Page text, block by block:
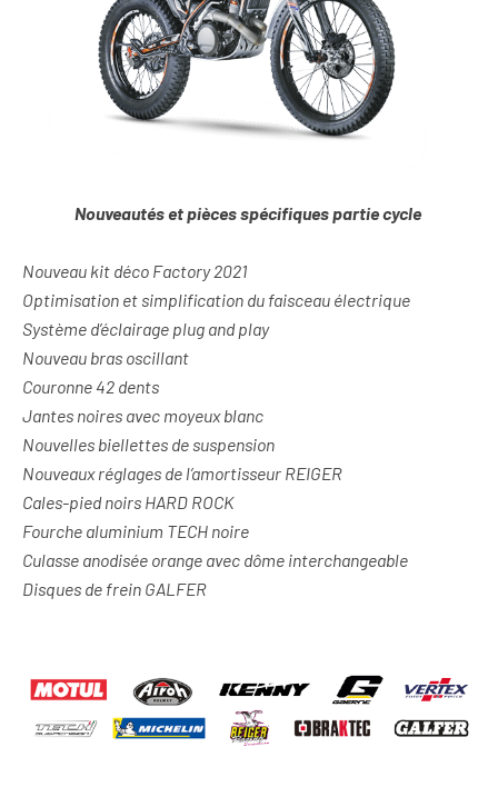
Nouveautés et pièces spécifiques partie cycle
Nouveau kit déco Factory 2021
Optimisation et simplification du faisceau électrique
Système d’éclairage plug and play
Nouveau bras oscillant
Couronne 42 dents
Jantes noires avec moyeux blanc
Nouvelles biellettes de suspension
Nouveaux réglages de l’amortisseur REIGER
Cales-pied noirs HARD ROCK
Fourche aluminium TECH noire
Culasse anodisée orange avec dôme interchangeable
Disques de frein GALFER